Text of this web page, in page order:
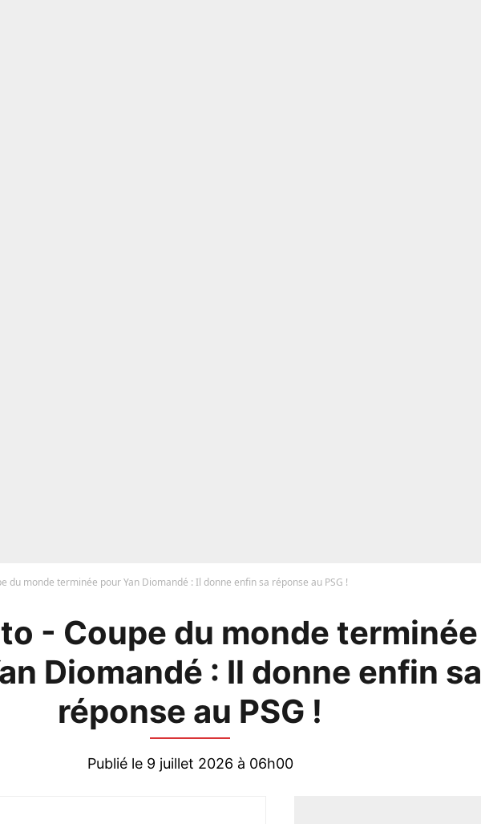
du monde terminée pour Yan Diomandé : Il donne enfin sa réponse au PSG !
- Coupe du monde terminée
Diomandé : Il donne enfin sa
réponse au PSG !
Publié le 9 juillet 2026 à 06h00